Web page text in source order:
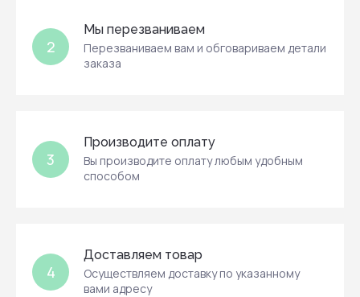
2
Мы перезваниваем
Перезваниваем вам и обговариваем детали
заказа
3
Производите оплату
Вы производите оплату любым удобным
способом
4
Доставляем товар
Осуществляем доставку по указанному
вами адресу